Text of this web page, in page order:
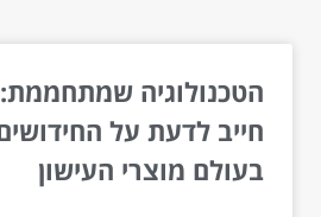
הטכנולוגיה
חייב לדעת על
בעולם מוצרי העישון